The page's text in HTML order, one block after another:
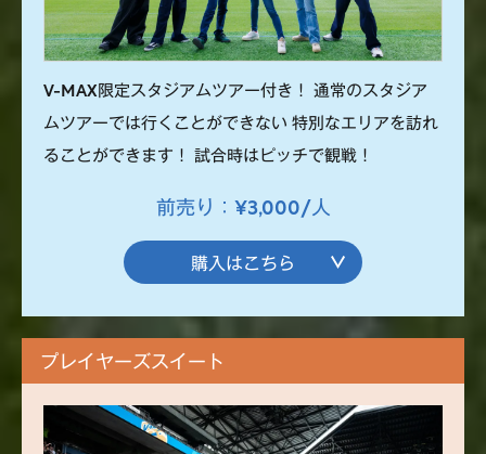
V-MAX限定スタジアムツアー付き！ 通常のスタジア
ムツアーでは行くことができない 特別なエリアを訪れ
ることができます！ 試合時はピッチで観戦！
前売り：¥3,000/人
購入はこちら
プレイヤーズスイート